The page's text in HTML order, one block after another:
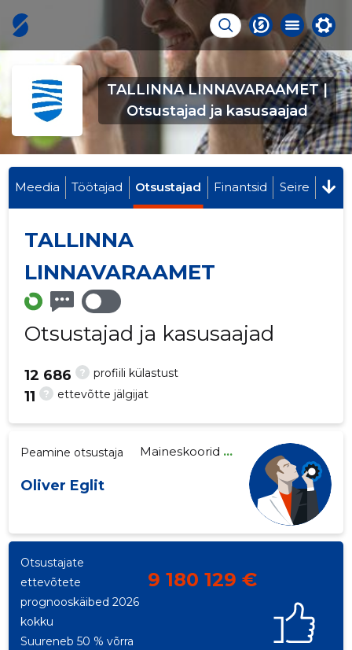
TALLINNA LINNAVARAAMET |
Otsustajad ja kasusaajad
Meedia Töötajad Otsustajad Finantsid Seire
TALLINNA
LINNAVARAAMET
Otsustajad ja kasusaajad
? profiili külastust
12 686
? ettevõtte jälgijat
11
Peamine otsustaja
Oliver Eglit
Maineskoorid ...
Otsustajate
ettevõtete
prognooskäibed 2026
kokku
9 180 129 €
Suureneb 50 % võrra